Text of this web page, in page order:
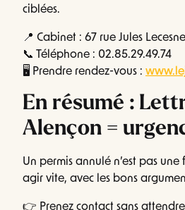
ciblées.
📍 Cabinet : 67 rue Jules
📞 Téléphone : 02.85.29.49.74
🖥️ Prendre rendez-vous :
En résumé :
Alençon =
Un permis annulé n’est pas
agir vite, avec les bons
👉 Prenez contact sans